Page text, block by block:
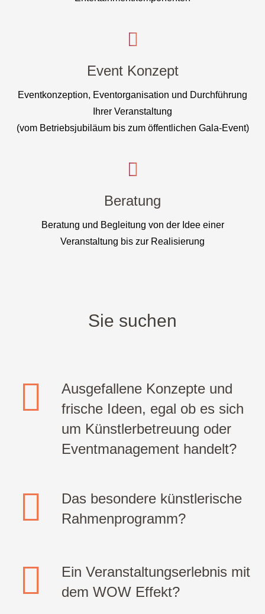
Event Konzept
Eventkonzeption, Eventorganisation und Durchführung
Ihrer Veranstaltung
(vom Betriebsjubiläum bis zum öffentlichen Gala-Event)
Beratung
Beratung und Begleitung von der Idee einer
Veranstaltung bis zur Realisierung
Sie suchen
Ausgefallene Konzepte und
frische Ideen, egal ob es sich
um Künstlerbetreuung oder
Eventmanagement handelt?
Das besondere künstlerische
Rahmenprogramm?
Ein Veranstaltungserlebnis mit
dem WOW Effekt?